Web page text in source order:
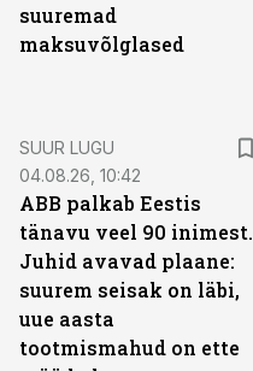
suuremad
maksuvõlglased
SUUR LUGU
04.08.26, 10:42
ABB palkab Eestis
tänavu veel 90 inimest.
Juhid avavad plaane:
suurem seisak on läbi,
uue aasta
tootmismahud on ette